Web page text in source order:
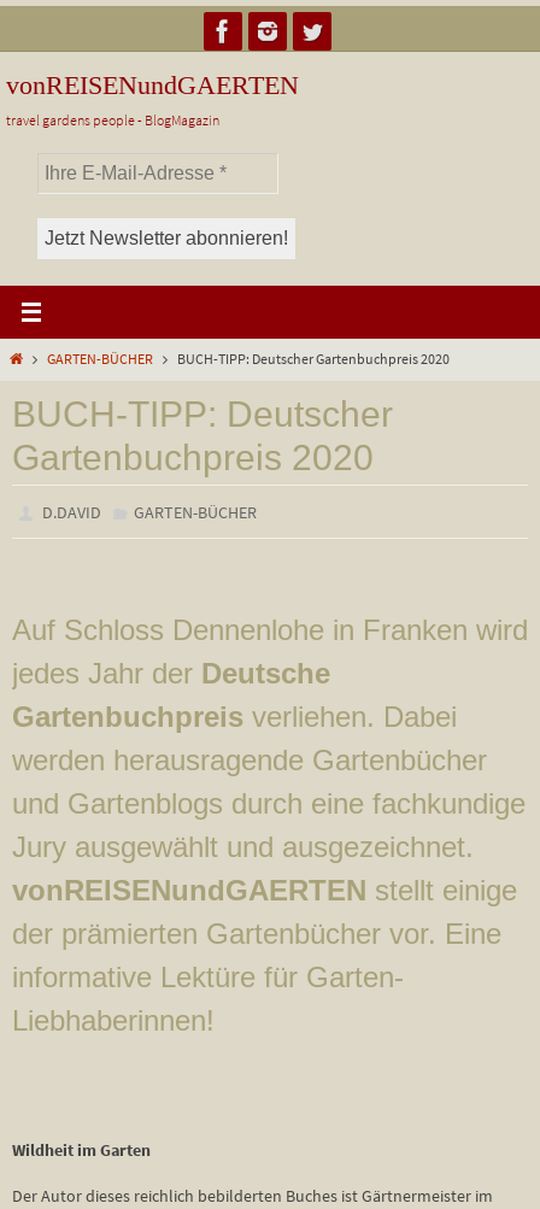
Inhalt
springen
vonREISENundGAERTEN
travel gardens people - BlogMagazin
StartGARTEN-BÜCHER BUCH-TIPP: Deutscher Gartenbuchpreis 2020
BUCH-TIPP: Deutscher
Gartenbuchpreis 2020
D.DAVID GARTEN-BÜCHER
Auf Schloss Dennenlohe in Franken wird
jedes Jahr der Deutsche
Gartenbuchpreis verliehen. Dabei
werden herausragende Gartenbücher
und Gartenblogs durch eine fachkundige
Jury ausgewählt und ausgezeichnet.
vonREISENundGAERTEN stellt einige
der prämierten Gartenbücher vor. Eine
informative Lektüre für Garten-
Liebhaberinnen!
Wildheit im Garten
Der Autor dieses reichlich bebilderten Buches ist Gärtnermeister im